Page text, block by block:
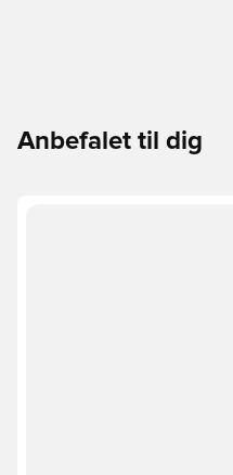
Anbefalet til dig